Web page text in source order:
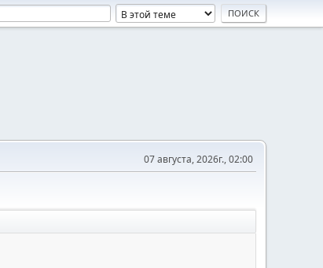
07 августа, 2026г., 02:00